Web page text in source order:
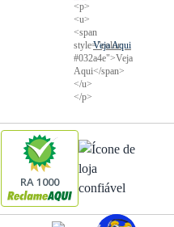
Veja Aqui
RA 1000